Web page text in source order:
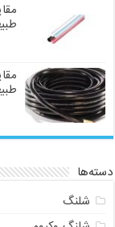
دسته‌ها
شلنگ